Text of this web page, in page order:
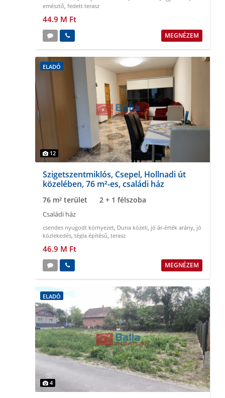
emésztő, fedett terasz
44.9 M Ft
MEGNÉZEM
ELADÓ
12
Szigetszentmiklós, Csepel, Hollnadi út
közelében, 76 m²-es, családi ház
76 m² terület 2 + 1 félszoba
Családi ház
csendes nyugodt környezet, Duna közeli, jó ár-érték arány, jó
közlekedés, tégla építésű, terasz
46.9 M Ft
MEGNÉZEM
ELADÓ
4